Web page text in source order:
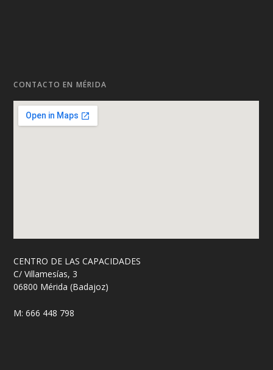
CONTACTO EN MÉRIDA
CENTRO DE LAS CAPACIDADES
C/ Villamesías, 3
06800 Mérida (Badajoz)
M: 666 448 798